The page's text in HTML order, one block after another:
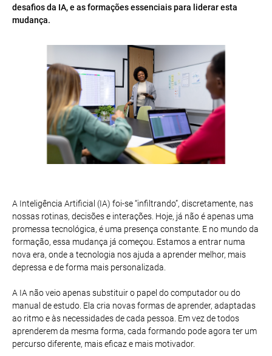
desafios da IA, e as formações essenciais para liderar esta
mudança.
A Inteligência Artificial (IA) foi-se “infiltrando”, discretamente, nas
nossas rotinas, decisões e interações. Hoje, já não é apenas uma
promessa tecnológica, é uma presença constante. E no mundo da
formação, essa mudança já começou. Estamos a entrar numa
nova era, onde a tecnologia nos ajuda a aprender melhor, mais
depressa e de forma mais personalizada.
A IA não veio apenas substituir o papel do computador ou do
manual de estudo. Ela cria novas formas de aprender, adaptadas
ao ritmo e às necessidades de cada pessoa. Em vez de todos
aprenderem da mesma forma, cada formando pode agora ter um
percurso diferente, mais eficaz e mais motivador.